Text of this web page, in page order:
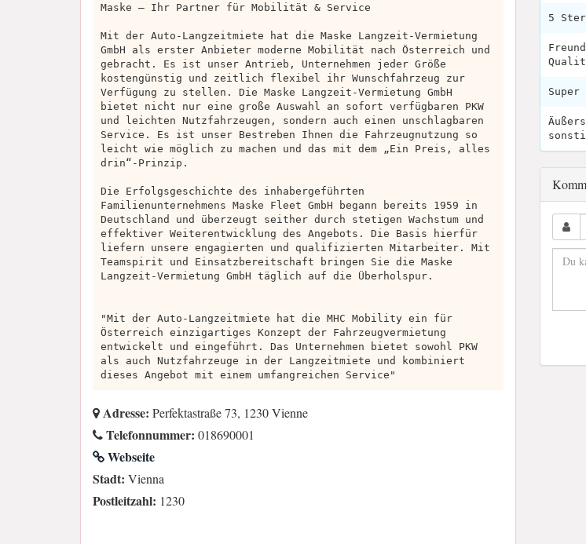
Maske – Ihr Partner für Mobilität & Service
Mit der Auto-Langzeitmiete hat die Maske Langzeit-Vermietung
GmbH als erster Anbieter moderne Mobilität nach Österreich und
gebracht. Es ist unser Antrieb, Unternehmen jeder Größe
kostengünstig und zeitlich flexibel ihr Wunschfahrzeug zur
Verfügung zu stellen. Die Maske Langzeit-Vermietung GmbH
bietet nicht nur eine große Auswahl an sofort verfügbaren PKW
und leichten Nutzfahrzeugen, sondern auch einen unschlagbaren
Service. Es ist unser Bestreben Ihnen die Fahrzeugnutzung so
leicht wie möglich zu machen und das mit dem „Ein Preis, alles
drin“-Prinzip.
Die Erfolgsgeschichte des inhabergeführten
Familienunternehmens Maske Fleet GmbH begann bereits 1959 in
Deutschland und überzeugt seither durch stetigen Wachstum und
effektiver Weiterentwicklung des Angebots. Die Basis hierfür
liefern unsere engagierten und qualifizierten Mitarbeiter. Mit
Teamspirit und Einsatzbereitschaft bringen Sie die Maske
Langzeit-Vermietung GmbH täglich auf die Überholspur.
"Mit der Auto-Langzeitmiete hat die MHC Mobility ein für
Österreich einzigartiges Konzept der Fahrzeugvermietung
entwickelt und eingeführt. Das Unternehmen bietet sowohl PKW
als auch Nutzfahrzeuge in der Langzeitmiete und kombiniert
dieses Angebot mit einem umfangreichen Service"
Adresse: Perfektastraße 73, 1230 Vienne
Telefonnummer: 018690001
Webseite
Stadt: Vienna
Postleitzahl: 1230
5